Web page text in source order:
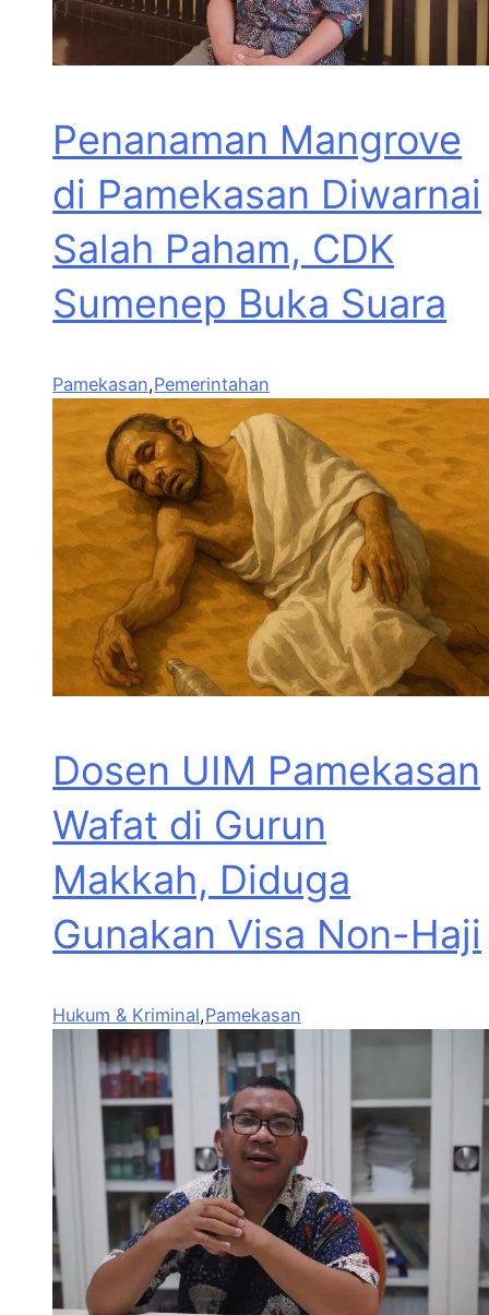
Penanaman Mangrove
di Pamekasan Diwarnai
Salah Paham, CDK
Sumenep Buka Suara
Pamekasan,Pemerintahan
Dosen UIM Pamekasan
Wafat di Gurun
Makkah, Diduga
Gunakan Visa Non-Haji
Hukum & Kriminal,Pamekasan